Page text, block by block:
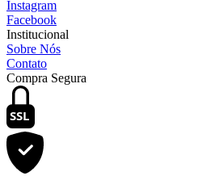
Instagram
Facebook
Institucional
Sobre Nós
Contato
Compra Segura
SSL